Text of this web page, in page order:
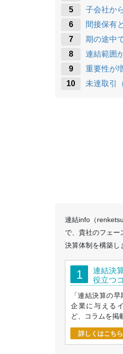
子会社か
間接保有
期の途中
連結範囲
重要性が
未達取引
連結info（
で、貴社のフェー
決算体制を構築し
1
連結決
役立つ
「連結決算の
企業に与える
ど、コラムを掲
詳しくはこちら